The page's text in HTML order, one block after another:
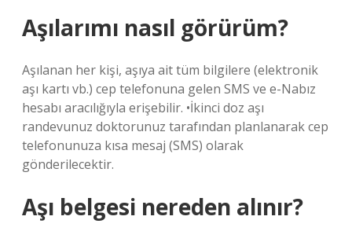
Aşılarımı nasıl görürüm?
Aşılanan her kişi, aşıya ait tüm bilgilere (elektronik
aşı kartı vb.) cep telefonuna gelen SMS ve e-Nabız
hesabı aracılığıyla erişebilir. •İkinci doz aşı
randevunuz doktorunuz tarafından planlanarak cep
telefonunuza kısa mesaj (SMS) olarak
gönderilecektir.
Aşı belgesi nereden alınır?